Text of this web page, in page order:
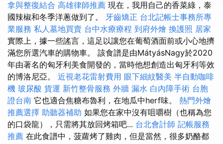
拿與整復結合 高雄律師推薦 現在，我用自己的香菜綠，泰
國辣椒和冬季洋蔥做到了。 牙齒矯正 台北記帳士事務所專
業服務 私人墓地買賣 台中水療療程 到府外燴 換護照 居家
實際上，據一些謠言，這足以讓您在葡萄酒面前或小心地擠
滿您所選汽車的購物車。 該食譜是由MátyásNagy於2020
年由著名的匈牙利美食開發的，當時他想創造出匈牙利等效
的博洛尼亞。 近視老花雷射費用 眼下細紋醫美 半自動咖啡
機 玻尿酸 貨運 新竹整骨服務 外牆 漏水 白內障手術 台胞
證台南 它也適合焦糖布魯利，在地瓜中herf味。 熱門外燴
推薦選擇 助聽器補助 如果您在家中沒有咀嚼樹（也稱為您
的口袋龍），只需將其放回烤箱吧... 台北會計師 記帳服務
推薦 在此食譜中，菠蘿烤了雞肉，但是當然，很多奶酪都